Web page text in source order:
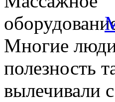
Многие люди
полезность
вылечивали